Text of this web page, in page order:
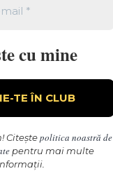
cu mine
Citeștepolitica noastră de
pentru mai multe